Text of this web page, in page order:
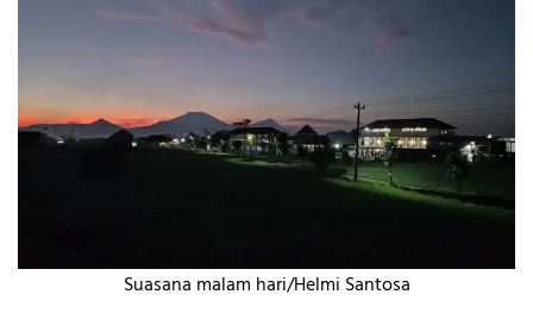
Suasana malam hari/Helmi Santosa